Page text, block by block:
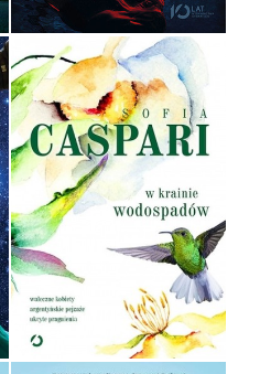
W KRAINIE WODOSPADÓW
SOFIA CASPARI
OPRAWA MIĘKKA
39,90 ZŁ